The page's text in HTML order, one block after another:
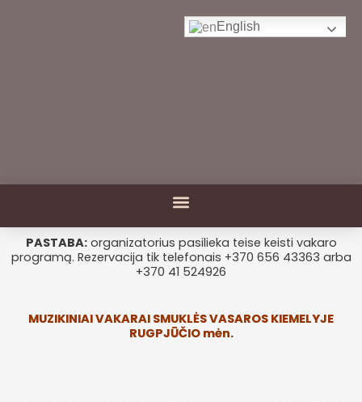
Menu
PASTABA:organizatorius pasilieka teise keisti vakaro
programą. Rezervacija tik telefonais +370 656 43363 arba
+370 41 524926
MUZIKINIAI VAKARAI SMUKLĖS VASAROS KIEMELYJE
RUGPJŪČIO mėn.
English